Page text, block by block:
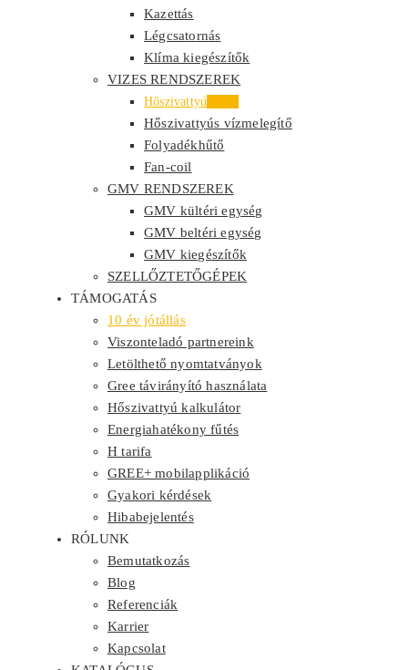
Kazettás
Légcsatornás
Klíma kiegészítők
VIZES RENDSZEREK
Hőszivattyú
Hőszivattyús vízmelegítő
Folyadékhűtő
Fan-coil
GMV RENDSZEREK
GMV kültéri egység
GMV beltéri egység
GMV kiegészítők
SZELLŐZTETŐGÉPEK
TÁMOGATÁS
10 év jótállás
Viszonteladó partnereink
Letölthető nyomtatványok
Gree távirányító használata
Hőszivattyú kalkulátor
Energiahatékony fűtés
H tarifa
GREE+ mobilapplikáció
Gyakori kérdések
Hibabejelentés
RÓLUNK
Bemutatkozás
Blog
Referenciák
Karrier
Kapcsolat